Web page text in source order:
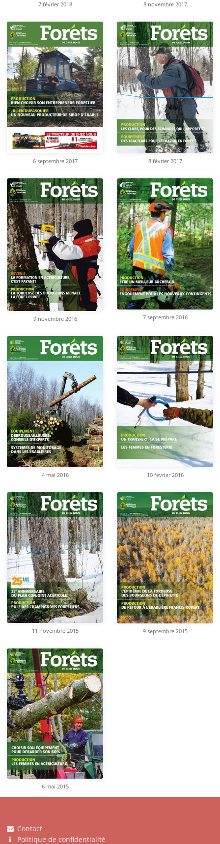
7 février 2018 8 novembre 2017
6 septembre 2017 8 février 2017
9 novembre 2016 7 septembre 2016
4 mai 2016 10 février 2016
11 novembre 2015 9 septembre 2015
6 mai 2015
Contact
Politique de confidentialité